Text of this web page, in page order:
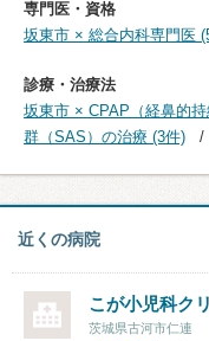
専門医・資格
坂東市 × 総合内科専門医
診療・治療法
坂東市 × CPAP（経鼻的
群（SAS）の治療 (3件)
近くの病院
こが小児科ク
茨城県古河市仁連